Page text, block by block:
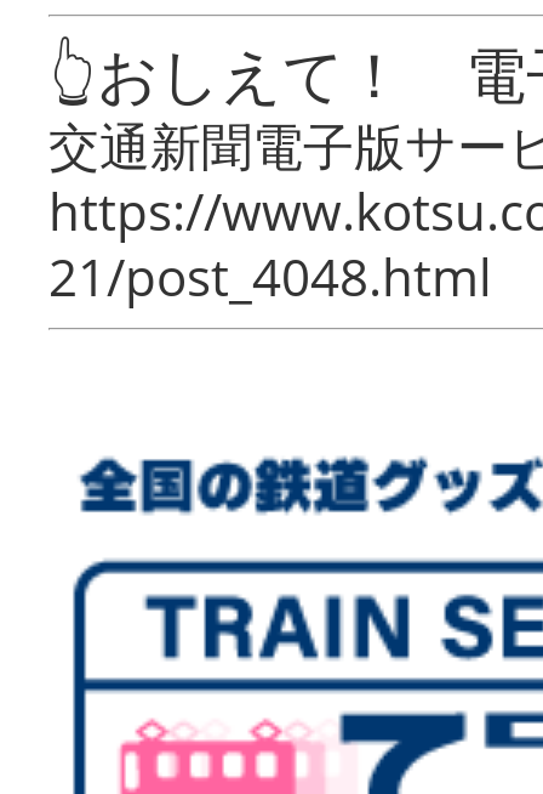
👆おしえて！ 電
交通新聞電子版サー
https://
21/post_4048.html